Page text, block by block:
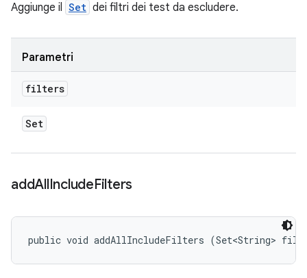
Aggiunge il Set dei filtri dei test da escludere.
Parametri
filters
Set
addAllIncludeFilters
public void addAllIncludeFilters (Set<String>